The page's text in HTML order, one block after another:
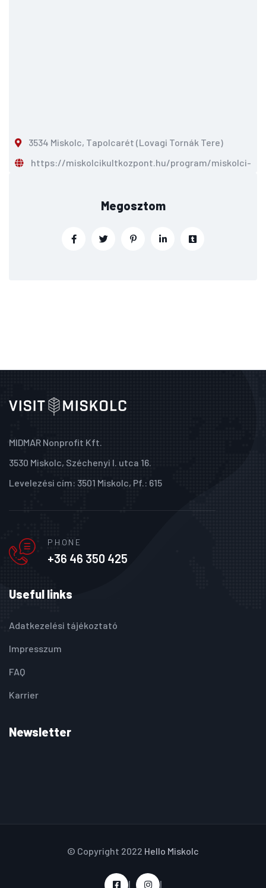
3534 Miskolc, Tapolcarét (Lovagi Tornák Tere)
https://miskolcikultkozpont.hu/program/miskolci-
Megosztom
MIDMAR Nonprofit Kft.
3530 Miskolc, Széchenyi I. utca 16.
Levelezési cím: 3501 Miskolc, Pf.: 615
PHONE
+36 46 350 425
Useful links
Adatkezelési tájékoztató
Impresszum
FAQ
Karrier
Newsletter
© Copyright 2022 Hello Miskolc
| |